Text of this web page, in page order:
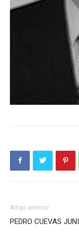
Artigo anterior
PEDRO CUEVAS